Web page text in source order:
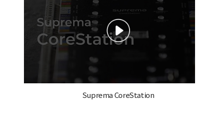
Suprema CoreStation